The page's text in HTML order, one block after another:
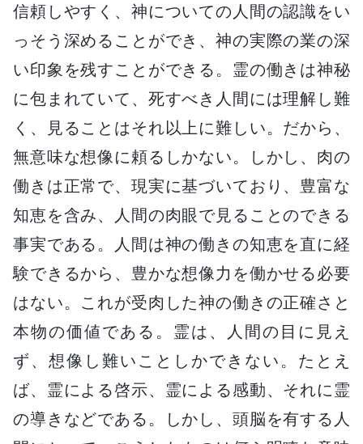
信頼しやすく、神についての人間の認識をい
っそう深めることができ、神の実際の業の深
い印象を残すことができる。霊の働きは神秘
に包まれていて、死すべき人間には理解し難
く、見ることはそれ以上に難しい。だから、
無意味な想像に頼るしかない。しかし、肉の
働きは正常で、現実に基づいており、豊富な
知恵を含み、人間の肉眼で見ることのできる
事実である。人間は神の働きの知恵を直に経
験できるから、豊かな想像力を働かせる必要
はない。これが受肉した神の働きの正確さと
本物の価値である。霊は、人間の目に見え
ず、想像し難いことしかできない。たとえ
ば、霊による啓示、霊による感動、それに霊
の導きなどである。しかし、頭脳を有する人